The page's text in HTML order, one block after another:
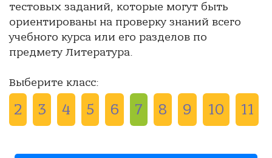
тестовых заданий, которые могут быть
ориентированы на проверку знаний всего
учебного курса или его разделов по
предмету Литература.
Выберите класс:
2 3 4 5 6 7 8 9 10 11